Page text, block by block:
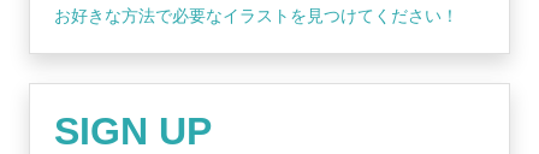
お好きな方法で必要なイラストを見つけてください！
SIGN UP